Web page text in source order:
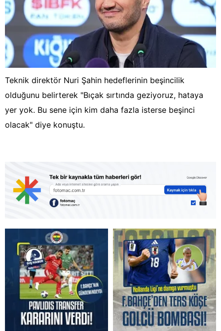
Teknik direktör Nuri Şahin hedeflerinin beşincilik
olduğunu belirterek "Bıçak sırtında geziyoruz, hataya
yer yok. Bu sene için kim daha fazla isterse beşinci
olacak" diye konuştu.